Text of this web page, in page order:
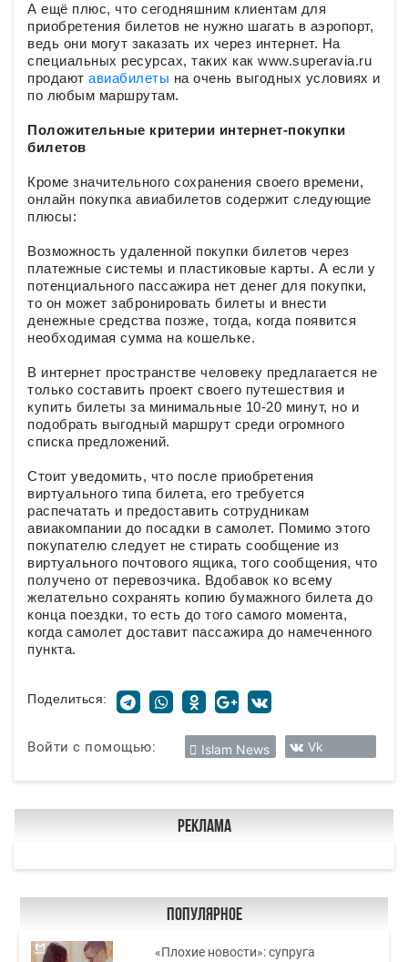
А ещё плюс, что сегодняшним клиентам для
приобретения билетов не нужно шагать в аэропорт,
ведь они могут заказать их через интернет. На
специальных ресурсах, таких как www.superavia.ru
продают авиабилеты на очень выгодных условиях и
по любым маршрутам.
Положительные критерии интернет-покупки
билетов
Кроме значительного сохранения своего времени,
онлайн покупка авиабилетов содержит следующие
плюсы:
Возможность удаленной покупки билетов через
платежные системы и пластиковые карты. А если у
потенциального пассажира нет денег для покупки,
то он может забронировать билеты и внести
денежные средства позже, тогда, когда появится
необходимая сумма на кошельке.
В интернет пространстве человеку предлагается не
только составить проект своего путешествия и
купить билеты за минимальные 10-20 минут, но и
подобрать выгодный маршрут среди огромного
списка предложений.
Стоит уведомить, что после приобретения
виртуального типа билета, его требуется
распечатать и предоставить сотрудникам
авиакомпании до посадки в самолет. Помимо этого
покупателю следует не стирать сообщение из
виртуального почтового ящика, того сообщения, что
получено от перевозчика. Вдобавок ко всему
желательно сохранять копию бумажного билета до
конца поездки, то есть до того самого момента,
когда самолет доставит пассажира до намеченного
пункта.
Поделиться:
Войти с помощью: Islam News Vk
Реклама
Популярное
«Плохие новости»: супруга